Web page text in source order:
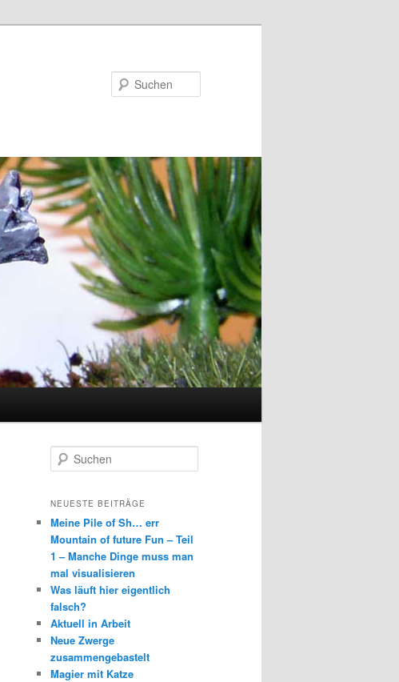
u
h
n
NEUESTE BEITRÄGE
Meine Pile of Sh… err
Mountain of future Fun – Teil
1 – Manche Dinge muss man
mal visualisieren
Was läuft hier eigentlich
falsch?
Aktuell in Arbeit
Neue Zwerge
zusammengebastelt
Magier mit Katze